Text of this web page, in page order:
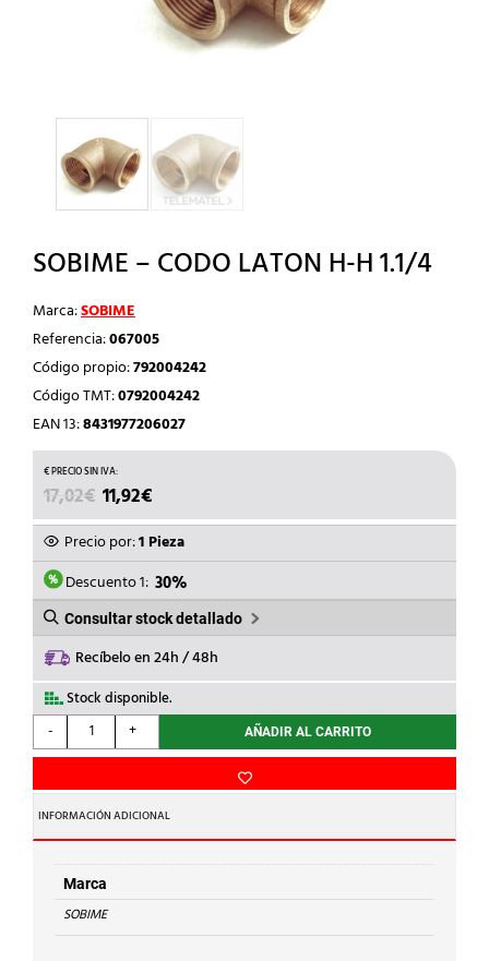
SOBIME – CODO LATON H-H 1.1/4
Marca:SOBIME
Referencia:067005
Código propio:792004242
Código TMT:0792004242
EAN 13:8431977206027
17,02€ EL
PRECIO
ORIGINAL
ERA:
17,02€.
11,92€
PRECIO
ACTUAL
ES:
11,92€.
Precio por:1 Pieza
Descuento 1: 30%
Consultar stock detallado
Recíbelo en 24h / 48h
Stock disponible.
-
SOBIME
-
LATON
H-
H
1.1/4
cantidad
+ AÑADIR AL CARRITO
INFORMACIÓN ADICIONAL
Marca
SOBIME